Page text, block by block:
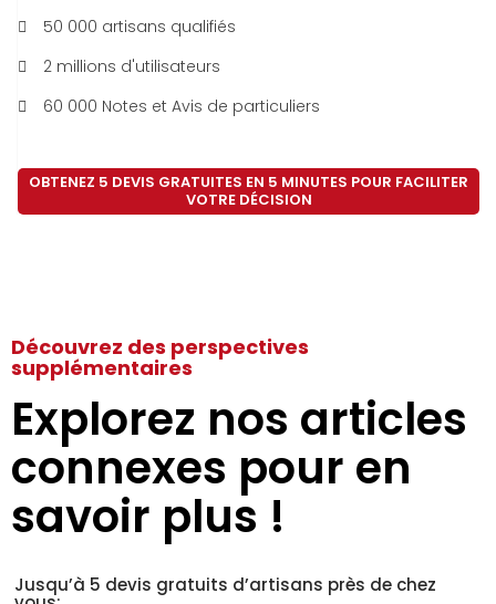
50 000 artisans qualifiés
2 millions d'utilisateurs
60 000 Notes et Avis de particuliers
OBTENEZ 5 DEVIS GRATUITES EN 5 MINUTES POUR FACILITER
VOTRE DÉCISION
Découvrez des perspectives
supplémentaires
Explorez nos articles
connexes pour en
savoir plus !
Jusqu’à 5 devis gratuits d’artisans près de chez